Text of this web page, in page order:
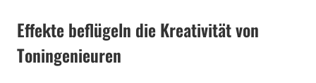
Effekte beflügeln die Kreativität von
Toningenieuren